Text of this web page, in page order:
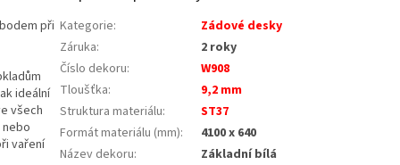
při
ideální
všech
vaření
Kategorie:
Zádové desky
Záruka:
2 roky
Číslo dekoru:
W908
Tloušťka:
9,2 mm
Struktura materiálu:
ST37
Formát materiálu (mm):
4100 x 640
Název dekoru:
Základní bílá